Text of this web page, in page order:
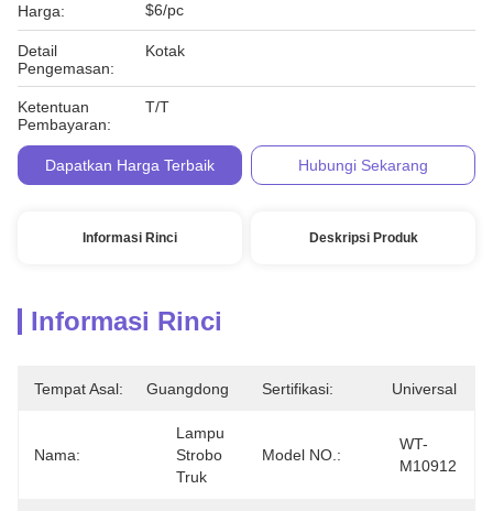
Harga: $6/pc
Detail
Pengemasan:
Kotak
Ketentuan
Pembayaran:
T/T
Dapatkan Harga Terbaik Hubungi Sekarang
Informasi Rinci Deskripsi Produk
Informasi Rinci
Tempat Asal: Guangdong Sertifikasi: Universal
Nama:
Lampu
Strobo
Truk
Model NO.:
WT-
M10912